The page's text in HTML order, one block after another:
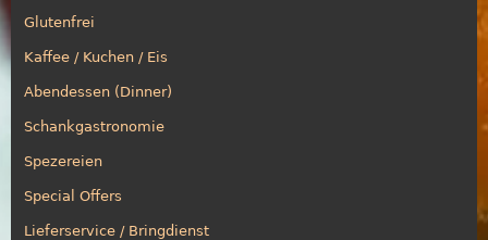
Glutenfrei
Kaffee / Kuchen / Eis
Abendessen (Dinner)
Schankgastronomie
Spezereien
Special Offers
Lieferservice / Bringdienst